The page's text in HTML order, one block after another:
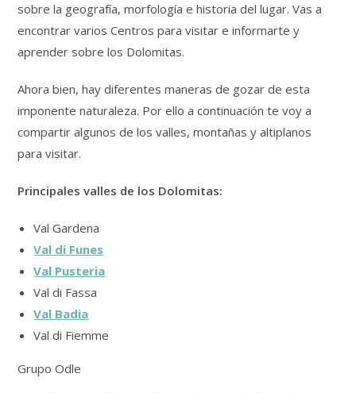
sobre la geografía, morfología e historia del lugar. Vas a
encontrar varios Centros para visitar e informarte y
aprender sobre los Dolomitas.
Ahora bien, hay diferentes maneras de gozar de esta
imponente naturaleza. Por ello a continuación te voy a
compartir algunos de los valles, montañas y altiplanos
para visitar.
Principales valles de los Dolomitas:
Val Gardena
Val di Funes
Val Pusteria
Val di Fassa
Val Badia
Val di Fiemme
Grupo Odle